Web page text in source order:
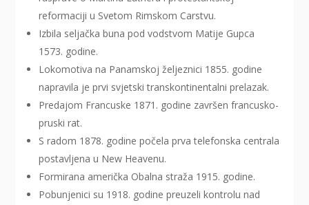
reformaciji u Svetom Rimskom Carstvu.
Izbila seljačka buna pod vodstvom Matije Gupca
1573. godine.
Lokomotiva na Panamskoj željeznici 1855. godine
napravila je prvi svjetski transkontinentalni prelazak.
Predajom Francuske 1871. godine završen francusko-
pruski rat.
S radom 1878. godine počela prva telefonska centrala
postavljena u New Heavenu.
Formirana američka Obalna straža 1915. godine.
Pobunjenici su 1918. godine preuzeli kontrolu nad